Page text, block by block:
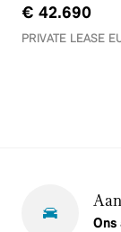
€ 42.690
PRIVATE LEASE
Ons